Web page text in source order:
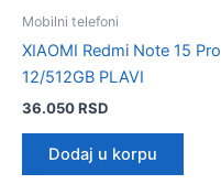
Mobilni telefoni
XIAOMI Redmi Note 15 Pro
12/512GB PLAVI
36.050RSD
Dodaj u korpu